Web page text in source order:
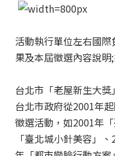
活動執行單位左右國
果及本屆徵選內容說
台北市「老屋新生大
台北市政府從2001年
徵選活動，如2001年
「臺北城小針美容」